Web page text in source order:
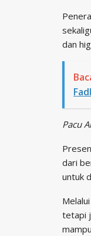
dan
Pacu
dari
untuk
tetapi